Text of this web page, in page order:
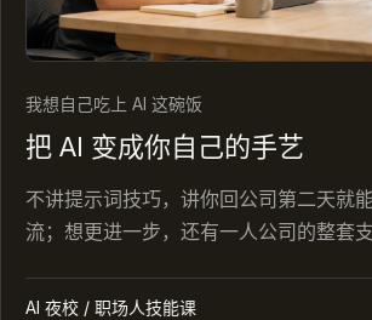
我想自己吃上 AI 这碗饭
把 AI 变成你自己的手艺
不讲提示词技巧，讲你回公司第二天就
流；想更进一步，还有一人公司的整套支
AI 夜校 / 职场人技能课